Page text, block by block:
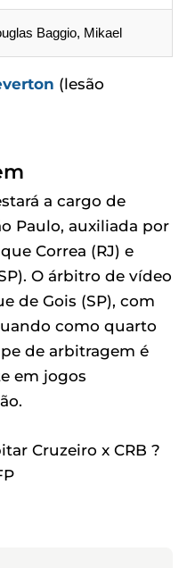
Baggio, Mikael
(lesão
a cargo de
Paulo, auxiliada por
Correa (RJ) e
O árbitro de vídeo
de Gois (SP), com
como quarto
de arbitragem é
em jogos
Cruzeiro x CRB ?